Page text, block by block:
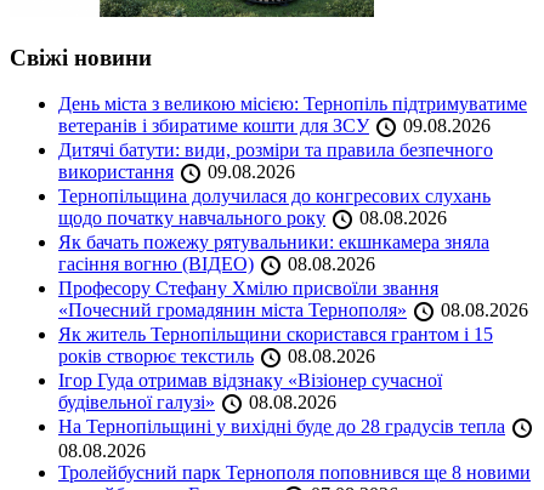
Свіжі новини
День міста з великою місією: Тернопіль підтримуватиме
ветеранів і збиратиме кошти для ЗСУ
09.08.2026
Дитячі батути: види, розміри та правила безпечного
використання
09.08.2026
Тернопільщина долучилася до конгресових слухань
щодо початку навчального року
08.08.2026
Як бачать пожежу рятувальники: екшнкамера зняла
гасіння вогню (ВІДЕО)
08.08.2026
Професору Стефану Хмілю присвоїли звання
«Почесний громадянин міста Тернополя»
08.08.2026
Як житель Тернопільщини скористався грантом і 15
років створює текстиль
08.08.2026
Ігор Гуда отримав відзнаку «Візіонер сучасної
будівельної галузі»
08.08.2026
На Тернопільщині у вихідні буде до 28 градусів тепла
08.08.2026
Тролейбусний парк Тернополя поповнився ще 8 новими